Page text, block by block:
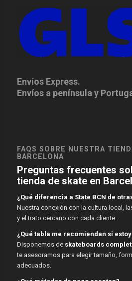
Envíos Express.
Envíos a península y
FAQS SOBRE NUESTRA
BARCELONA
Preguntas frecuentes
tienda de skate en
¿Qué diferencia a State BCN de
Nuestra conexión con la cultura local,
y el trato cercano con cada cliente.
¿Qué tabla me recomiendan si
Disponemos de skateboards
te asesoramos para elegir tamaño,
adecuados.